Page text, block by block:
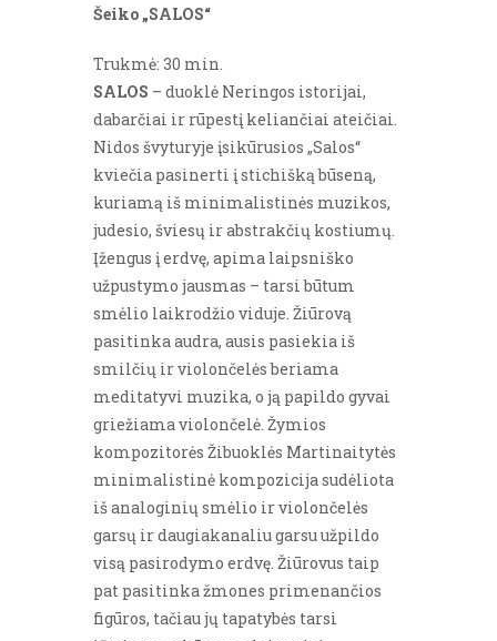
Šeiko „SALOS“
Trukmė: 30 min.
SALOS – duoklė Neringos istorijai,
dabarčiai ir rūpestį keliančiai ateičiai.
Nidos švyturyje įsikūrusios „Salos“
kviečia pasinerti į stichišką būseną,
kuriamą iš minimalistinės muzikos,
judesio, šviesų ir abstrakčių kostiumų.
Įžengus į erdvę, apima laipsniško
užpustymo jausmas – tarsi būtum
smėlio laikrodžio viduje. Žiūrovą
pasitinka audra, ausis pasiekia iš
smilčių ir violončelės beriama
meditatyvi muzika, o ją papildo gyvai
griežiama violončelė. Žymios
kompozitorės Žibuoklės Martinaitytės
minimalistinė kompozicija sudėliota
iš analoginių smėlio ir violončelės
garsų ir daugiakanaliu garsu užpildo
visą pasirodymo erdvę. Žiūrovus taip
pat pasitinka žmones primenančios
figūros, tačiau jų tapatybės tarsi